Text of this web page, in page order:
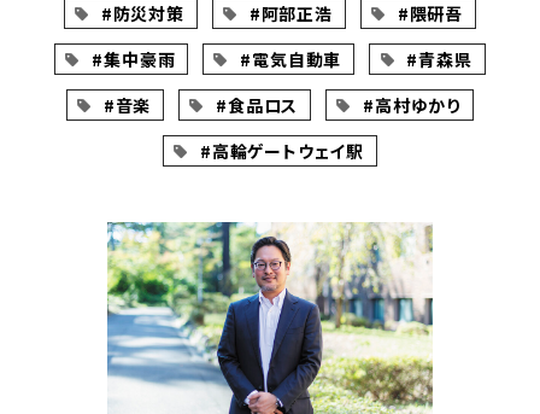
#防災対策
#阿部正浩
#隈研吾
#集中豪雨
#電気自動車
#青森県
#音楽
#食品ロス
#高村ゆかり
#高輪ゲートウェイ駅